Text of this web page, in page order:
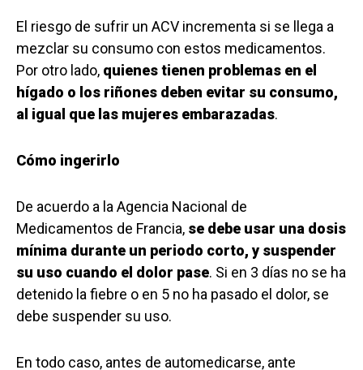
El riesgo de sufrir un ACV incrementa si se llega a
mezclar su consumo con estos medicamentos.
Por otro lado, quienes tienen problemas en el
hígado o los riñones deben evitar su consumo,
al igual que las mujeres embarazadas.
Cómo ingerirlo
De acuerdo a la Agencia Nacional de
Medicamentos de Francia, se debe usar una dosis
mínima durante un periodo corto, y suspender
su uso cuando el dolor pase. Si en 3 días no se ha
detenido la fiebre o en 5 no ha pasado el dolor, se
debe suspender su uso.
En todo caso, antes de automedicarse, ante